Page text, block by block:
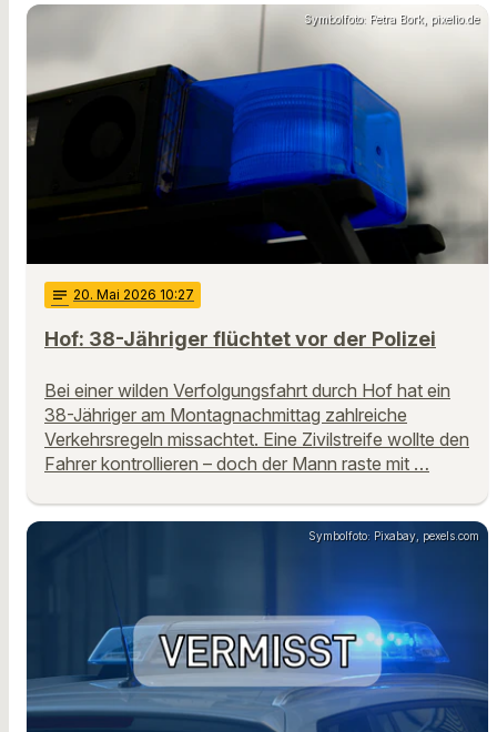
Symbolfoto: Petra Bork, pixelio.de
notes 20. Mai 2026 10:27
Hof: 38-Jähriger flüchtet vor der Polizei
Bei einer wilden Verfolgungsfahrt durch Hof hat ein
38-Jähriger am Montagnachmittag zahlreiche
Verkehrsregeln missachtet. Eine Zivilstreife wollte den
Fahrer kontrollieren – doch der Mann raste mit …
Symbolfoto: Pixabay, pexels.com